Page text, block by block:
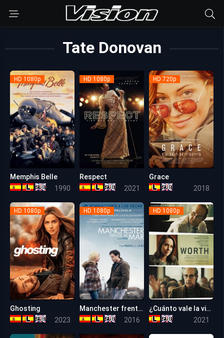
Tate Donovan
HD 1080p
Memphis Belle
1990
HD 1080p
Respect
2021
HD 720p
Grace
2018
HD 1080p
Ghosting
2023
HD 1080p
Manchester frente (junto) al mar
2016
HD 1080p
¿Cuánto vale la vida?
2021